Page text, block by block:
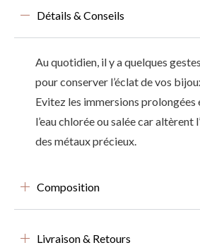
Détails & Conseils
Au quotidien, il y a quelques
pour conserver l’éclat de vos
Evitez les immersions prolongées
l’eau chlorée ou salée car altèrent
des métaux précieux.
Composition
Livraison & Retours